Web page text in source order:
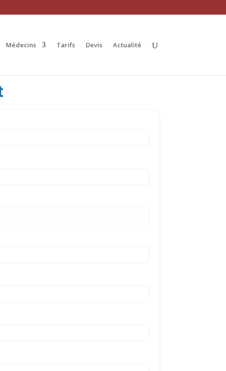
Médecins Tarifs Devis Actualité